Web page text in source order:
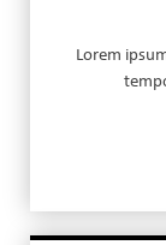
Lorem